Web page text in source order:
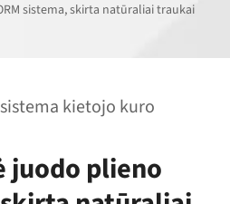
sistema, skirta natūraliai traukai
kietojo kuro
juodo plieno